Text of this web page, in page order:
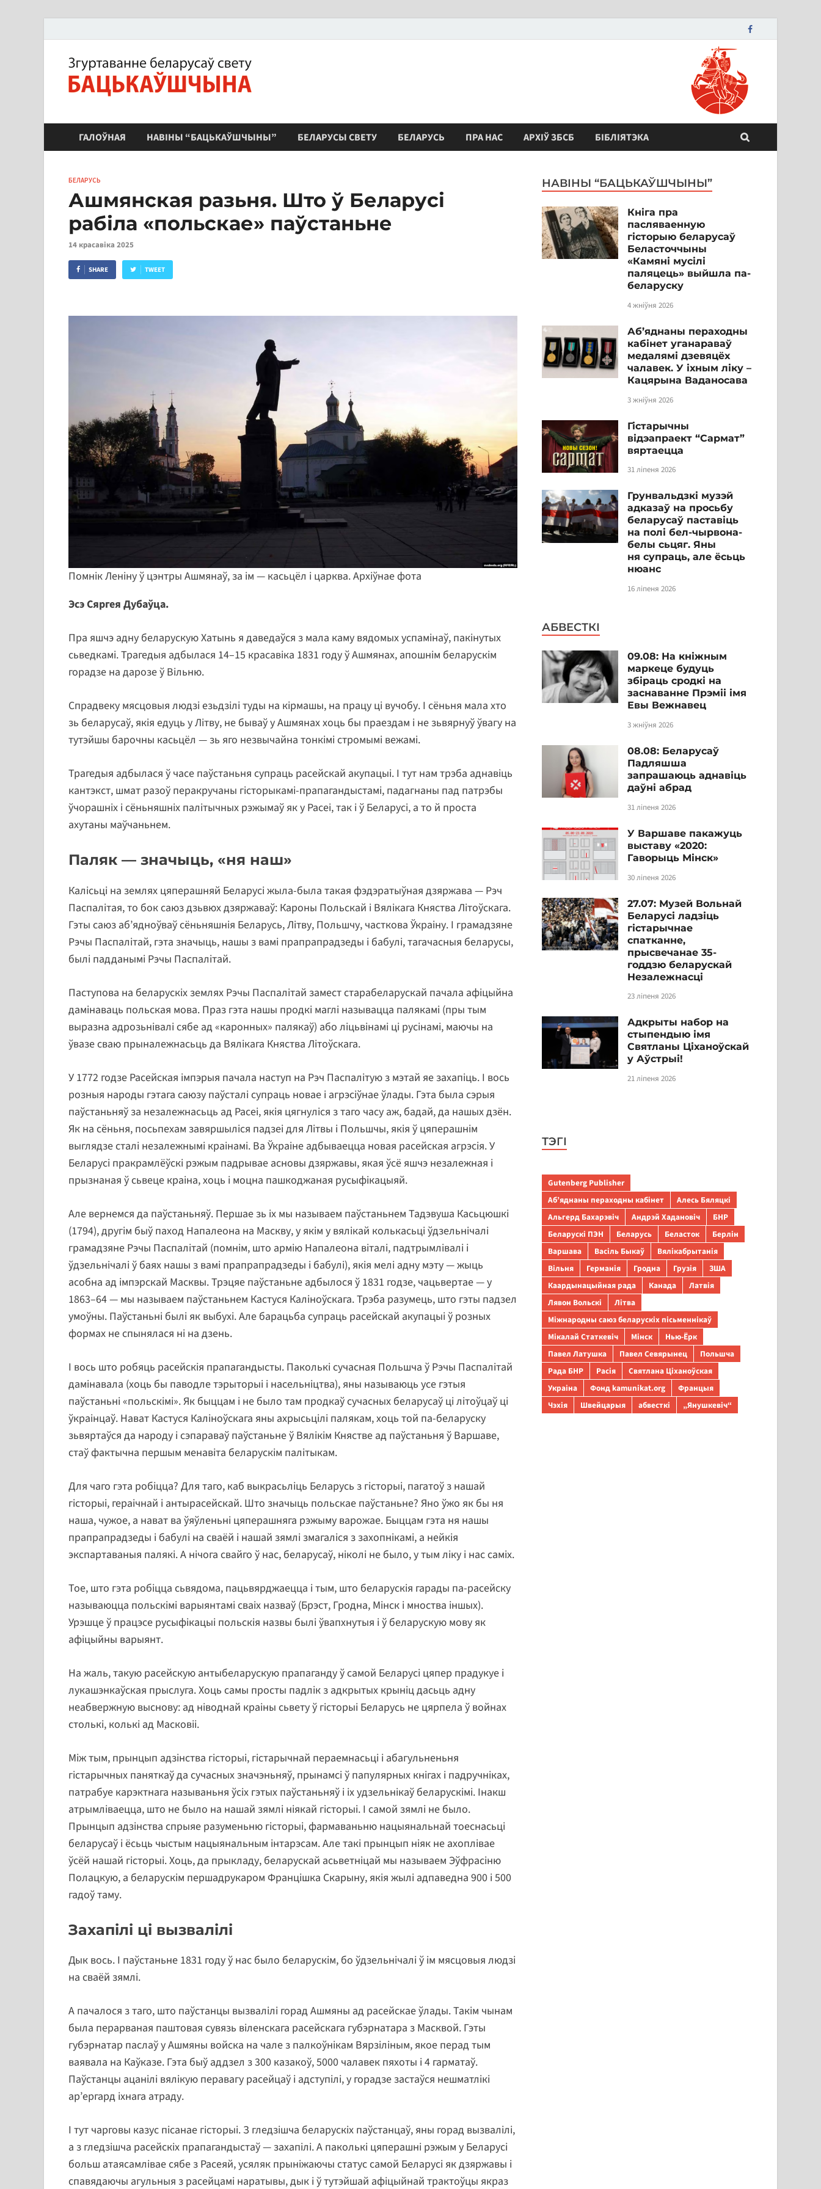
ЗБС "Бацькаўшчына"
ГАЛОЎНАЯ НАВІНЫ “БАЦЬКАЎШЧЫНЫ” БЕЛАРУСЫ СВЕТУ БЕЛАРУСЬ ПРА НАС АРХІЎ ЗБСБ БІБЛІЯТЭКА
БЕЛАРУСЬ
Ашмянская разьня. Што ў Беларусі
рабіла «польскае» паўстаньне
14 красавіка 2025
SHARE TWEET
Помнік Леніну ў цэнтры Ашмянаў, за ім — касьцёл і царква. Архіўнае фота
Эсэ Сяргея Дубаўца.
Пра яшчэ адну беларускую Хатынь я даведаўся з мала каму вядомых успамінаў, пакінутых
сьведкамі. Трагедыя адбылася 14–15 красавіка 1831 году ў Ашмянах, апошнім беларускім
горадзе на дарозе ў Вільню.
Спрадвеку мясцовыя людзі езьдзілі туды на кірмашы, на працу ці вучобу. І сёньня мала хто
зь беларусаў, якія едуць у Літву, не бываў у Ашмянах хоць бы праездам і не зьвярнуў ўвагу на
тутэйшы барочны касьцёл — зь яго незвычайна тонкімі стромымі вежамі.
Трагедыя адбылася ў часе паўстаньня супраць расейскай акупацыі. І тут нам трэба аднавіць
кантэкст, шмат разоў перакручаны гісторыкамі-прапагандыстамі, падагнаны пад патрэбы
ўчорашніх і сёньняшніх палітычных рэжымаў як у Расеі, так і ў Беларусі, а то й проста
ахутаны маўчаньнем.
Паляк — значыць, «ня наш»
Калісьці на землях цяперашняй Беларусі жыла-была такая фэдэратыўная дзяржава — Рэч
Паспалітая, то бок саюз дзьвюх дзяржаваў: Кароны Польскай і Вялікага Княства Літоўскага.
Гэты саюз аб’ядноўваў сёньняшнія Беларусь, Літву, Польшчу, часткова Ўкраіну. І грамадзяне
Рэчы Паспалітай, гэта значыць, нашы з вамі прапрапрадзеды і бабулі, тагачасныя беларусы,
былі падданымі Рэчы Паспалітай.
Паступова на беларускіх землях Рэчы Паспалітай замест старабеларускай пачала афіцыйна
дамінаваць польская мова. Праз гэта нашы продкі маглі называцца палякамі (пры тым
выразна адрозьнівалі сябе ад «каронных» палякаў) або ліцьвінамі ці русінамі, маючы на
ўвазе сваю прыналежнасьць да Вялікага Княства Літоўскага.
У 1772 годзе Расейская імпэрыя пачала наступ на Рэч Паспалітую з мэтай яе захапіць. І вось
розныя народы гэтага саюзу паўсталі супраць новае і агрэсіўнае ўлады. Гэта была сэрыя
паўстаньняў за незалежнасьць ад Расеі, якія цягнуліся з таго часу аж, бадай, да нашых дзён.
Як на сёньня, посьпехам завяршыліся падзеі для Літвы і Польшчы, якія ў цяперашнім
выглядзе сталі незалежнымі краінамі. Ва Ўкраіне адбываецца новая расейская агрэсія. У
Беларусі пракрамлёўскі рэжым падрывае асновы дзяржавы, якая ўсё яшчэ незалежная і
прызнаная ў сьвеце краіна, хоць і моцна пашкоджаная русыфікацыяй.
Але вернемся да паўстаньняў. Першае зь іх мы называем паўстаньнем Тадэвуша Касьцюшкі
(1794), другім быў паход Напалеона на Маскву, у якім у вялікай колькасьці ўдзельнічалі
грамадзяне Рэчы Паспалітай (помнім, што армію Напалеона віталі, падтрымлівалі і
ўдзельнічалі ў баях нашы з вамі прапрапрадзеды і бабулі), якія мелі адну мэту — жыць
асобна ад імпэрскай Масквы. Трэцяе паўстаньне адбылося ў 1831 годзе, чацьвертае — у
1863–64 — мы называем паўстаньнем Кастуся Каліноўскага. Трэба разумець, што гэты падзел
умоўны. Паўстаньні былі як выбухі. Але барацьба супраць расейскай акупацыі ў розных
формах не спынялася ні на дзень.
І вось што робяць расейскія прапагандысты. Паколькі сучасная Польшча ў Рэчы Паспалітай
дамінавала (хоць бы паводле тэрыторыі і насельніцтва), яны называюць усе гэтыя
паўстаньні «польскімі». Як быццам і не было там продкаў сучасных беларусаў ці літоўцаў ці
ўкраінцаў. Нават Кастуся Каліноўскага яны ахрысьцілі палякам, хоць той па-беларуску
зьвяртаўся да народу і сэпараваў паўстаньне ў Вялікім Княстве ад паўстаньня ў Варшаве,
стаў фактычна першым менавіта беларускім палітыкам.
Для чаго гэта робіцца? Для таго, каб выкрасьліць Беларусь з гісторыі, пагатоў з нашай
гісторыі, гераічнай і антырасейскай. Што значыць польскае паўстаньне? Яно ўжо як бы ня
наша, чужое, а нават ва ўяўленьні цяперашняга рэжыму варожае. Быццам гэта ня нашы
прапрапрадзеды і бабулі на сваёй і нашай зямлі змагаліся з захопнікамі, а нейкія
экспартаваныя палякі. А нічога свайго ў нас, беларусаў, ніколі не было, у тым ліку і нас саміх.
Тое, што гэта робіцца сьвядома, пацьвярджаецца і тым, што беларускія гарады па-расейску
называюцца польскімі варыянтамі сваіх назваў (Брэст, Гродна, Мінск і мноства іншых).
Урэшце ў працэсе русыфікацыі польскія назвы былі ўвапхнутыя і ў беларускую мову як
афіцыйны варыянт.
На жаль, такую расейскую антыбеларускую прапаганду ў самой Беларусі цяпер прадукуе і
лукашэнкаўская прыслуга. Хоць самы просты падлік з адкрытых крыніц дасьць адну
неабвержную выснову: ад ніводнай краіны сьвету ў гісторыі Беларусь не цярпела ў войнах
столькі, колькі ад Масковіі.
Між тым, прынцып адзінства гісторыі, гістарычнай пераемнасьці і абагульненьня
гістарычных паняткаў да сучасных значэньняў, прынамсі ў папулярных кнігах і падручніках,
патрабуе карэктнага называньня ўсіх гэтых паўстаньняў і іх удзельнікаў беларускімі. Інакш
атрымліваецца, што не было на нашай зямлі ніякай гісторыі. І самой зямлі не было.
Прынцып адзінства спрыяе разуменьню гісторыі, фармаваньню нацыянальнай тоеснасьці
беларусаў і ёсьць чыстым нацыянальным інтарэсам. Але такі прынцып ніяк не ахоплівае
ўсёй нашай гісторыі. Хоць, да прыкладу, беларускай асьветніцай мы называем Эўфрасіню
Полацкую, а беларускім першадрукаром Францішка Скарыну, якія жылі адпаведна 900 і 500
гадоў таму.
Захапілі ці вызвалілі
Дык вось. І паўстаньне 1831 году ў нас было беларускім, бо ўдзельнічалі ў ім мясцовыя людзі
на сваёй зямлі.
А пачалося з таго, што паўстанцы вызвалілі горад Ашмяны ад расейскае ўлады. Такім чынам
была перарваная паштовая сувязь віленскага расейскага губэрнатара з Масквой. Гэты
губэрнатар паслаў у Ашмяны войска на чале з палкоўнікам Вярзіліным, якое перад тым
ваявала на Каўказе. Гэта быў аддзел з 300 казакоў, 5000 чалавек пяхоты і 4 гарматаў.
Паўстанцы ацанілі вялікую перавагу расейцаў і адступілі, у горадзе застаўся нешматлікі
ар’ергард іхнага атраду.
І тут чарговы казус пісанае гісторыі. З гледзішча беларускіх паўстанцаў, яны горад вызвалілі,
а з гледзішча расейскіх прапагандыстаў — захапілі. А паколькі цяперашні рэжым у Беларусі
больш атаясамлівае сябе з Расеяй, усяляк прыніжаючы статус самой Беларусі як дзяржавы і
спавядаючы агульныя з расейцамі наратывы, дык і ў тутэйшай афіцыйнай трактоўцы якраз
НАВІНЫ “БАЦЬКАЎШЧЫНЫ”
Кніга пра
пасляваенную
гісторыю беларусаў
Беласточчыны
«Камяні мусілі
паляцець» выйшла па-
беларуску
4 жніўня 2026
Аб’яднаны пераходны
кабінет уганараваў
медалямі дзевяцёх
чалавек. У іхным ліку –
Кацярына Ваданосава
3 жніўня 2026
Гістарычны
відэапраект “Сармат”
вяртаецца
31 ліпеня 2026
Грунвальдзкі музэй
адказаў на просьбу
беларусаў паставіць
на полі бел-чырвона-
белы сьцяг. Яны
ня супраць, але ёсьць
нюанс
16 ліпеня 2026
АБВЕСТКІ
09.08: На кніжным
маркеце будуць
збіраць сродкі на
заснаванне Прэміі імя
Евы Вежнавец
3 жніўня 2026
08.08: Беларусаў
Падляшша
запрашаюць аднавіць
даўні абрад
31 ліпеня 2026
У Варшаве пакажуць
выставу «2020:
Гаворыць Мінск»
30 ліпеня 2026
27.07: Музей Вольнай
Беларусі ладзіць
гістарычнае
спатканне,
прысвечанае 35-
годдзю беларускай
Незалежнасці
23 ліпеня 2026
Адкрыты набор на
стыпендыю імя
Святланы Ціханоўскай
у Аўстрыі!
21 ліпеня 2026
ТЭГІ
Gutenberg Publisher
Аб’яднаны пераходны кабінет
Алесь Бяляцкі
Альгерд Бахарэвіч
Андрэй Хадановіч
БНР
Беларускі ПЭН
Беларусь Беласток
Берлін
Варшава
Васіль Быкаў
Вялікабрытанія
Вільня
Германія Гродна Грузія
ЗША
Каардынацыйная рада
Канада
Латвія
Лявон Вольскі
Літва
Міжнародны саюз беларускіх пісьменнікаў
Мікалай Статкевіч
Мінск
Нью-Ёрк
Павел Латушка
Павел Севярынец
Польшча
Рада БНР
Расія
Святлана Ціханоўская
Украіна
Фонд kamunikat.org
Францыя
Чэхія
Швейцарыя абвесткі „Янушкевіч“